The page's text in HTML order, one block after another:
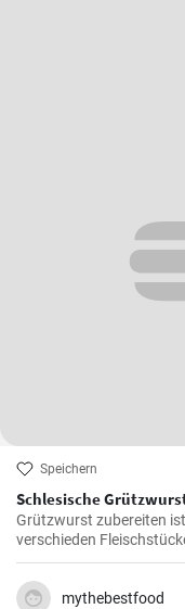
Speichern
Schlesische
Grützwurst zubereiten
verschieden
das klassische DDR
zubereitet. Die Grütze
mythebestfood